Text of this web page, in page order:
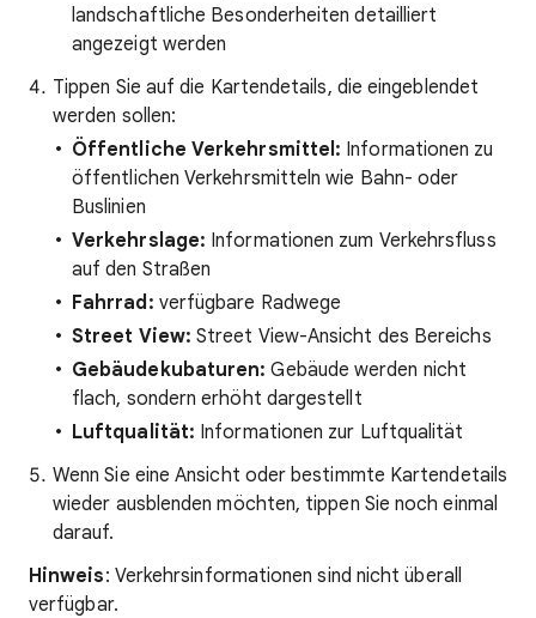
landschaftliche Besonderheiten detailliert
angezeigt werden
Tippen Sie auf die Kartendetails, die eingeblendet
werden sollen:
Öffentliche Verkehrsmittel: Informationen zu
öffentlichen Verkehrsmitteln wie Bahn- oder
Buslinien
Verkehrslage: Informationen zum Verkehrsfluss
auf den Straßen
Fahrrad: verfügbare Radwege
Street View: Street View-Ansicht des Bereichs
Gebäudekubaturen: Gebäude werden nicht
flach, sondern erhöht dargestellt
Luftqualität: Informationen zur Luftqualität
Wenn Sie eine Ansicht oder bestimmte Kartendetails
wieder ausblenden möchten, tippen Sie noch einmal
darauf.
Hinweis: Verkehrsinformationen sind nicht überall
verfügbar.